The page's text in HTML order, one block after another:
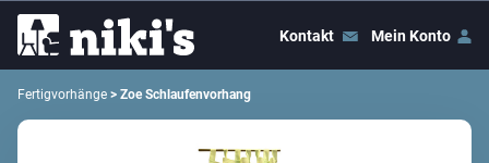
Kontakt Mein Konto
Fertigvorhänge > Zoe Schlaufenvorhang